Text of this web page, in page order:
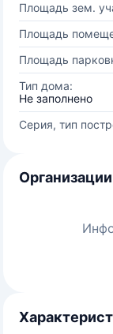
Площадь зем.
Площадь
Площадь
Тип дома:
Не заполнено
Серия, тип